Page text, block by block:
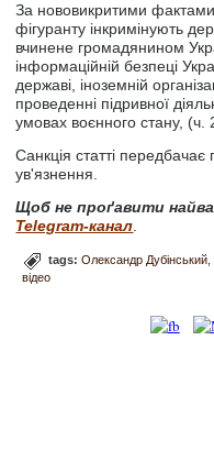
За нововикритими фактами
фігуранту інкримінують
вчинене громадянином
інформаційній безпеці
державі, іноземній
проведенні підривної
умовах воєнного стану, (ч.
Санкція статті
ув'язнення.
Щоб не проґавити
Telegram-канал.
tags:Олександр Дубінський
відео